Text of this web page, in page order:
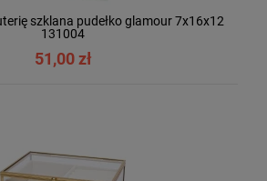
szklana pudełko glamour 7x16x12
131004
51,00 zł